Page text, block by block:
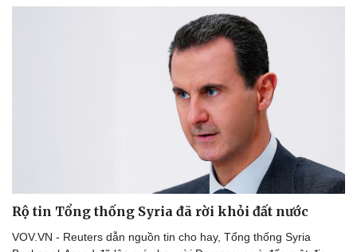
Rộ tin Tổng thống Syria đã rời khỏi đất nước
VOV.VN - Reuters dẫn nguồn tin cho hay, Tổng thống Syria